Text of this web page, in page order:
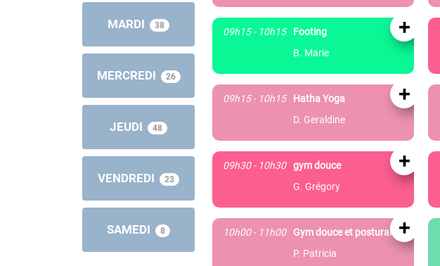
MARDI 38
MERCREDI 26
JEUDI 48
VENDREDI 23
SAMEDI 8
09h15 - 10h15
Footing
B. Marie
+
09h15 - 10h15
Hatha Yoga
D. Geraldine
+
09h30 - 10h30
gym douce
G. Grégory
+
10h00 - 11h00
Gym douce et posturale
P. Patricia
+